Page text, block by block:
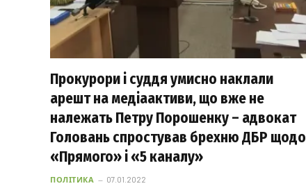
Прокурори і суддя умисно наклали
арешт на медіаактиви, що вже не
належать Петру Порошенку – адвокат
Головань спростував брехню ДБР щодо
«Прямого» і «5 каналу»
ПОЛІТИКА 07.01.2022